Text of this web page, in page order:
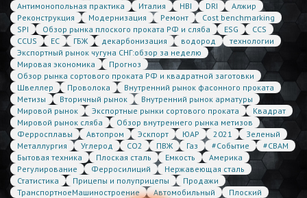
Антимонопольная практика
Италия HBI DRI
Алжир
Реконструкция
Модернизация Ремонт
Cost benchmarking
SPI
Обзор рынка плоского проката РФ и сляба ESG
CCS
CCUS
ЕС ГБЖ декарбонизация водород
технологии
Экспортный рынок чугуна СНГ:обзор за неделю
Мировая экономика
Прогноз
Обзор рынка сортового проката РФ и квадратной заготовки
Швеллер
Проволока
Внутренний рынок фасонного проката
Метизы
Вторичный рынок
Внутренний рынок арматуры
Мировой рынок
Экспортные рынки сортового проката
Квадрат
Мировой рынок сляба
Обзор внутреннего рынка метизов
Ферросплавы
Автопром Эскпорт ЮАР 2021
Зеленый
Металлургия
Углерод CO2 ПВЖ Газ #Событие
#CBAM
Бытовая техника
Плоская сталь Емкость
Америка
Регулирование
Ферросилиций
Нержавеющая сталь
Статистика
Прицепы и полуприцепы
Продажи
ТранспортноеМашиностроение
Автомобильный
Плоский